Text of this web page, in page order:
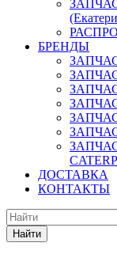
БРЕНДЫ
ДОСТАВКА
КОНТАКТЫ
Найти